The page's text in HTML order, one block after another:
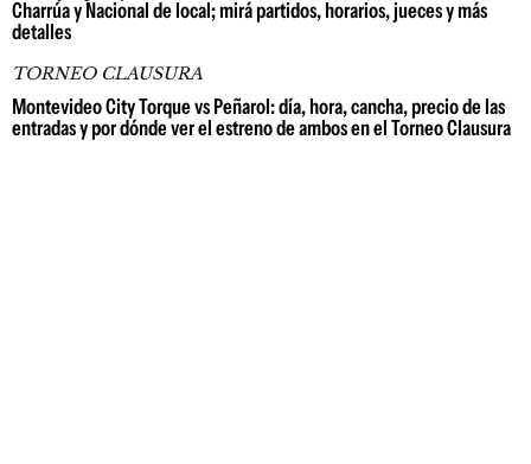
Charrúa y Nacional de local; mirá partidos, horarios, jueces y más
detalles
TORNEO CLAUSURA
Montevideo City Torque vs Peñarol: día, hora, cancha, precio de las
entradas y por dónde ver el estreno de ambos en el Torneo Clausura